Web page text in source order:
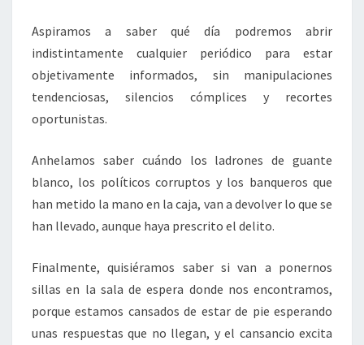
Aspiramos a saber qué día podremos abrir
indistintamente cualquier periódico para estar
objetivamente informados, sin manipulaciones
tendenciosas, silencios cómplices y recortes
oportunistas.
Anhelamos saber cuándo los ladrones de guante
blanco, los políticos corruptos y los banqueros que
han metido la mano en la caja, van a devolver lo que se
han llevado, aunque haya prescrito el delito.
Finalmente, quisiéramos saber si van a ponernos
sillas en la sala de espera donde nos encontramos,
porque estamos cansados de estar de pie esperando
unas respuestas que no llegan, y el cansancio excita